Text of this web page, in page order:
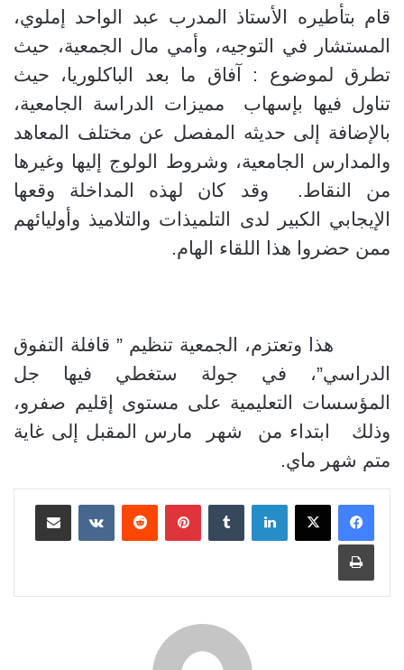
قام بتأطيره الأستاذ المدرب عبد الواحد إملوي،
المستشار في التوجيه، وأمي مال الجمعية، حيث
تطرق لموضوع : آفاق ما بعد الباكلوريا، حيث
تناول فيها بإسهاب مميزات الدراسة الجامعية،
بالإضافة إلى حديثه المفصل عن مختلف المعاهد
والمدارس الجامعية، وشروط الولوج إليها وغيرها
من النقاط. وقد كان لهذه المداخلة وقعها
الإيجابي الكبير لدى التلميذات والتلاميذ وأوليائهم
ممن حضروا هذا اللقاء الهام.
هذا وتعتزم، الجمعية تنظيم ” قافلة التفوق
الدراسي”، في جولة ستغطي فيها جل
المؤسسات التعليمية على مستوى إقليم صفرو،
وذلك ابتداء من شهر مارس المقبل إلى غاية
متم شهر ماي.
لينكدإن بينتيريست مشاركة عبر البريد
طباعة